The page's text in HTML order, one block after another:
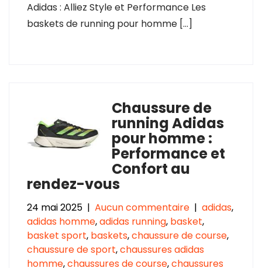
Adidas : Alliez Style et Performance Les
baskets de running pour homme […]
Chaussure de
running Adidas
pour homme :
Performance et
Confort au
rendez-vous
24 mai 2025 | Aucun commentaire | adidas,
adidas homme,adidas running, basket,
basket sport, baskets,chaussure de course,
chaussure de sport,chaussures adidas
homme,chaussures de course,chaussures